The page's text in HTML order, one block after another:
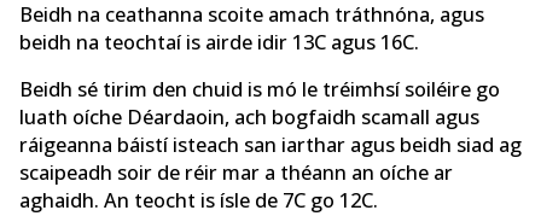
Beidh na ceathanna scoite amach tráthnóna, agus
beidh na teochtaí is airde idir 13C agus 16C.
Beidh sé tirim den chuid is mó le tréimhsí soiléire go
luath oíche Déardaoin, ach bogfaidh scamall agus
ráigeanna báistí isteach san iarthar agus beidh siad ag
scaipeadh soir de réir mar a théann an oíche ar
aghaidh. An teocht is ísle de 7C go 12C.